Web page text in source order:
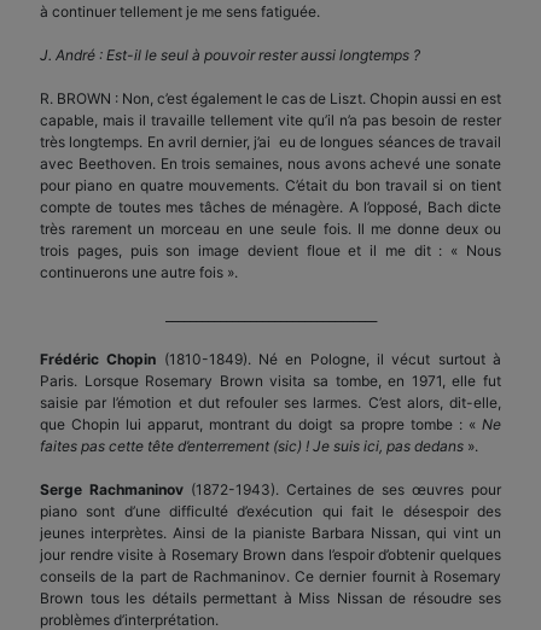
à continuer tellement je me sens fatiguée.
J. André : Est-il le seul à pouvoir rester aussi longtemps ?
R. BROWN : Non, c’est également le cas de Liszt. Chopin aussi en est
capable, mais il travaille tellement vite qu’il n’a pas besoin de rester
très longtemps. En avril dernier, j’ai eu de longues séances de travail
avec Beethoven. En trois semaines, nous avons achevé une sonate
pour piano en quatre mouvements. C’était du bon travail si on tient
compte de toutes mes tâches de ménagère. A l’opposé, Bach dicte
très rarement un morceau en une seule fois. Il me donne deux ou
trois pages, puis son image devient floue et il me dit : « Nous
continuerons une autre fois ».
Frédéric Chopin (1810-1849). Né en Pologne, il vécut surtout à
Paris. Lorsque Rosemary Brown visita sa tombe, en 1971, elle fut
saisie par l’émotion et dut refouler ses larmes. C’est alors, dit-elle,
que Chopin lui apparut, montrant du doigt sa propre tombe : « Ne
faites pas cette tête d’enterrement (sic) ! Je suis ici, pas dedans ».
Serge Rachmaninov(1872-1943). Certaines de ses œuvres pour
piano sont d’une difficulté d’exécution qui fait le désespoir des
jeunes interprètes. Ainsi de la pianiste Barbara Nissan, qui vint un
jour rendre visite à Rosemary Brown dans l’espoir d’obtenir quelques
conseils de la part de Rachmaninov. Ce dernier fournit à Rosemary
Brown tous les détails permettant à Miss Nissan de résoudre ses
problèmes d’interprétation.